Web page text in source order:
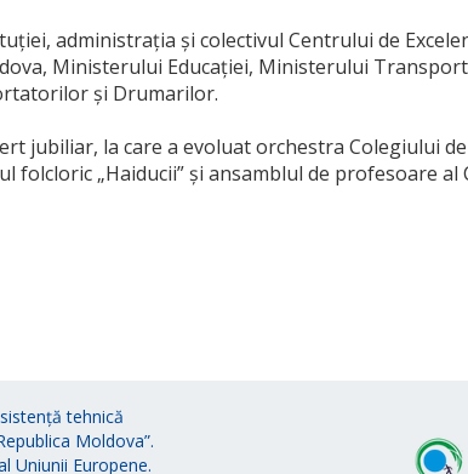
administrația și colectivul Centrului de
Ministerului Educației, Ministerului
și Drumarilor.
jubiliar, la care a evoluat orchestra Colegiului de
folcloric „Haiducii” și ansamblul de profesoare al
tehnică
Moldova”.
Uniunii Europene.